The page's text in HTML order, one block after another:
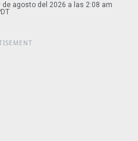
de agosto del 2026 a las 2:08 am